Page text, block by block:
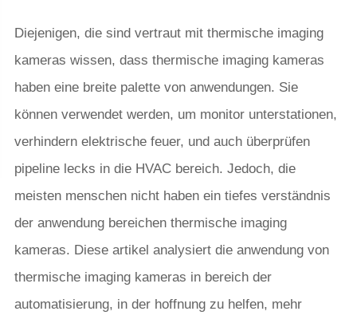
Diejenigen, die sind vertraut mit thermische imaging
kameras wissen, dass thermische imaging kameras
haben eine breite palette von anwendungen. Sie
können verwendet werden, um monitor unterstationen,
verhindern elektrische feuer, und auch überprüfen
pipeline lecks in die HVAC bereich. Jedoch, die
meisten menschen nicht haben ein tiefes verständnis
der anwendung bereichen thermische imaging
kameras. Diese artikel analysiert die anwendung von
thermische imaging kameras in bereich der
automatisierung, in der hoffnung zu helfen, mehr